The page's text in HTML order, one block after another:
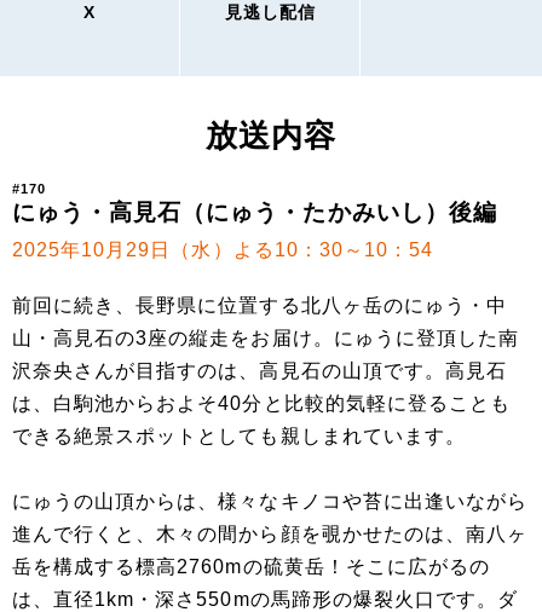
X 見逃し配信
放送内容
#170
にゅう・高見石（にゅう・たかみいし）後編
2025年10月29日（水）よる10：30～10：54
前回に続き、長野県に位置する北八ヶ岳のにゅう・中
山・高見石の3座の縦走をお届け。にゅうに登頂した南
沢奈央さんが目指すのは、高見石の山頂です。高見石
は、白駒池からおよそ40分と比較的気軽に登ることも
できる絶景スポットとしても親しまれています。
にゅうの山頂からは、様々なキノコや苔に出逢いながら
進んで行くと、木々の間から顔を覗かせたのは、南八ヶ
岳を構成する標高2760mの硫黄岳！そこに広がるの
は、直径1km・深さ550mの馬蹄形の爆裂火口です。ダ